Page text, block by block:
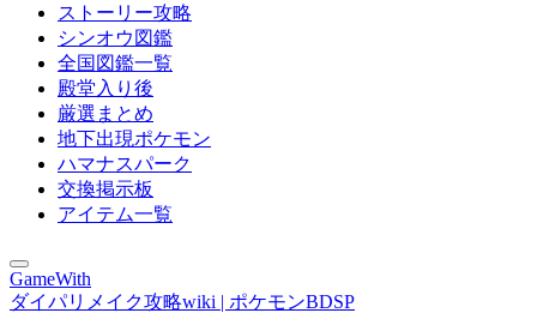
ストーリー攻略
シンオウ図鑑
全国図鑑一覧
殿堂入り後
厳選まとめ
地下出現ポケモン
ハマナスパーク
交換掲示板
アイテム一覧
GameWith
ダイパリメイク攻略wiki | ポケモンBDSP